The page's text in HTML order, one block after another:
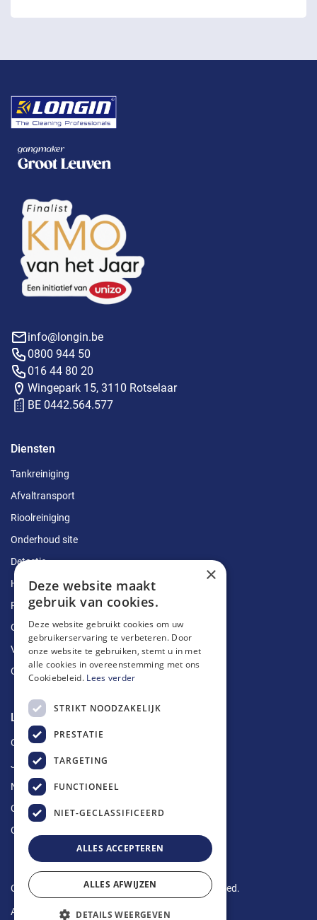
info@longin.be
0800 944 50
016 44 80 20
Wingepark 15, 3110 Rotselaar
BE 0442.564.577
Diensten
Tankreiniging
Afvaltransport
Rioolreiniging
Onderhoud site
Detectie
Herstellingen
Ruimingen
Ontstoppingen
Vetputten
Ontkalking
Longin Service
Over ons
Jobs
Nieuws
Contact
Offerte aanvragen
Copyright © 2024 Longin Service. All rights reserved.
Algemene voorwaarden -Privacy Policy
×
Deze website maakt
gebruik van cookies.
Deze website gebruikt cookies om uw
gebruikerservaring te verbeteren. Door
onze website te gebruiken, stemt u in met
alle cookies in overeenstemming met ons
Cookiebeleid. Lees verder
STRIKT NOODZAKELIJK
PRESTATIE
TARGETING
FUNCTIONEEL
NIET-GECLASSIFICEERD
ALLES ACCEPTEREN
ALLES AFWIJZEN
DETAILS WEERGEVEN